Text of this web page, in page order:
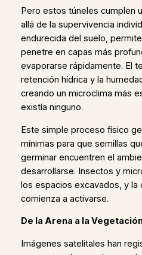
Pero estos túneles cumplen
allá de la supervivencia
endurecida del suelo,
penetre en capas más
evaporarse rápidamente. El
retención hídrica y la
creando un microclima más
existía ninguno.
Este simple proceso físico
mínimas para que semillas
germinar encuentren el
desarrollarse. Insectos y
los espacios excavados, y la
comienza a activarse.
De la Arena a la
Imágenes satelitales han